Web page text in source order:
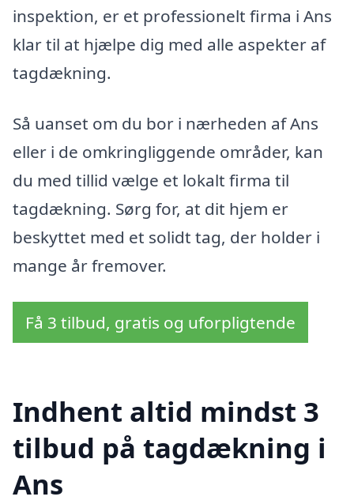
inspektion, er et professionelt firma i Ans
klar til at hjælpe dig med alle aspekter af
tagdækning.
Så uanset om du bor i nærheden af Ans
eller i de omkringliggende områder, kan
du med tillid vælge et lokalt firma til
tagdækning. Sørg for, at dit hjem er
beskyttet med et solidt tag, der holder i
mange år fremover.
Få 3 tilbud, gratis og uforpligtende
Indhent altid mindst 3
tilbud på tagdækning i
Ans